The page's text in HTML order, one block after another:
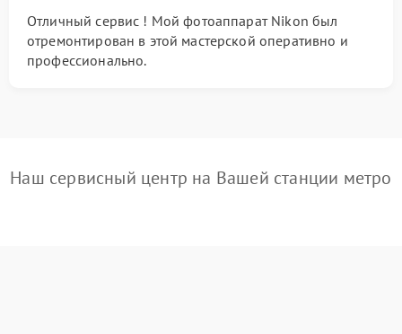
Отличный сервис ! Мой фотоаппарат Nikon был
отремонтирован в этой мастерской оперативно и
профессионально.
Наш сервисный центр на Вашей станции метро